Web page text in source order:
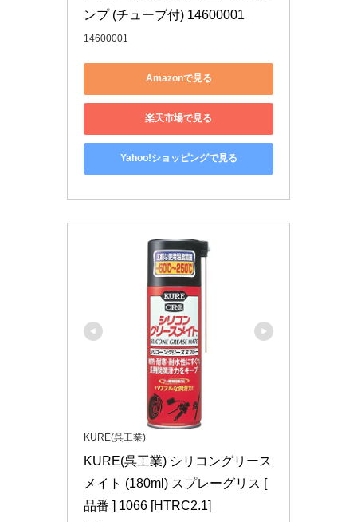
ンプ (チューブ付) 14600001
14600001
Amazonで見る
楽天市場で見る
Yahoo!ショッピングで見る
KURE(呉工業)
KURE(呉工業) シリコングリース
メイト (180ml) スプレーグリス [
品番 ] 1066 [HTRC2.1]